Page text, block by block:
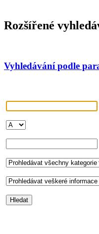
Rozšířené
Vyhledávání podle